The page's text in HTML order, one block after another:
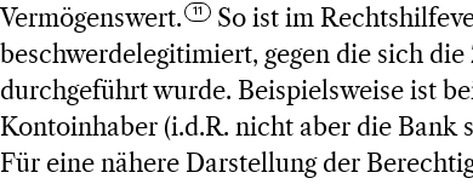
Vermögenswert.
So ist im
beschwerdelegitimiert, gegen die sich
durchgeführt wurde. Beispielsweise ist
Kontoinhaber (i.d.R. nicht aber die Bank
Für eine nähere Darstellung der